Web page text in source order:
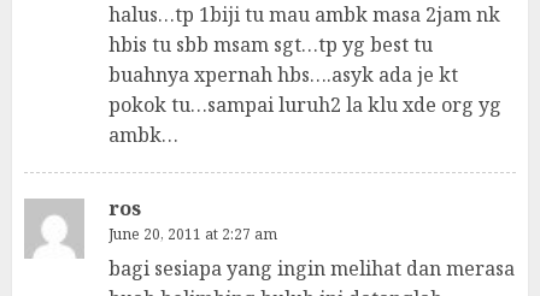
halus…tp 1biji tu mau ambk masa 2jam nk
hbis tu sbb msam sgt…tp yg best tu
buahnya xpernah hbs….asyk ada je kt
pokok tu…sampai luruh2 la klu xde org yg
ambk…
ros
June 20, 2011 at 2:27 am
bagi sesiapa yang ingin melihat dan merasa